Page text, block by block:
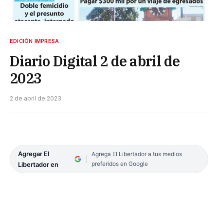
EDICIÓN IMPRESA
Diario Digital 2 de abril de
2023
2 de abril de 2023
Agregar El
Libertador en
Agrega El Libertador a tus medios
preferidos en Google